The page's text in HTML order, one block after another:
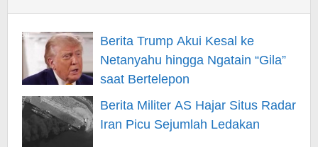
Berita Trump Akui Kesal ke
Netanyahu hingga Ngatain “Gila”
saat Bertelepon
Berita Militer AS Hajar Situs Radar
Iran Picu Sejumlah Ledakan